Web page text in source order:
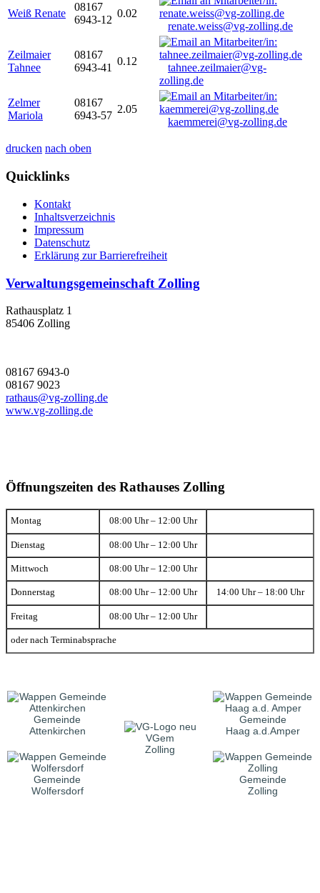
Weiß Renate
08167
6943-12
0.02
renate.weiss@vg-zolling.de
Zeilmaier
Tahnee
08167
6943-41
0.12
tahnee.zeilmaier@vg-
zolling.de
Zelmer
Mariola
08167
6943-57
2.05
kaemmerei@vg-zolling.de
drucken nach oben
Quicklinks
Kontakt
Inhaltsverzeichnis
Impressum
Datenschutz
Erklärung zur Barrierefreiheit
Verwaltungsgemeinschaft Zolling
Rathausplatz 1
85406 Zolling
08167 6943-0
08167 9023
rathaus@vg-zolling.de
www.vg-zolling.de
Öffnungszeiten des Rathauses Zolling
Montag 08:00 Uhr – 12:00 Uhr
Dienstag 08:00 Uhr – 12:00 Uhr
Mittwoch 08:00 Uhr – 12:00 Uhr
Donnerstag 08:00 Uhr – 12:00 Uhr 14:00 Uhr – 18:00 Uhr
Freitag 08:00 Uhr – 12:00 Uhr
oder nach Terminabsprache
Gemeinde
Attenkirchen
VGem
Zolling
Gemeinde
Haag a.d.Amper
Gemeinde
Wolfersdorf
Gemeinde
Zolling